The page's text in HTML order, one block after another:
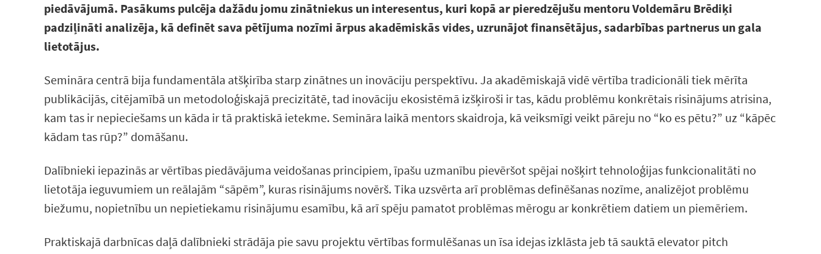
piedāvājumā. Pasākums pulcēja dažādu jomu zinātniekus un interesentus, kuri kopā ar pieredzējušu mentoru Voldemāru Brēdiķi
padziļināti analizēja, kā definēt sava pētījuma nozīmi ārpus akadēmiskās vides, uzrunājot finansētājus, sadarbības partnerus un gala
lietotājus.
Semināra centrā bija fundamentāla atšķirība starp zinātnes un inovāciju perspektīvu. Ja akadēmiskajā vidē vērtība tradicionāli tiek mērīta
publikācijās, citējamībā un metodoloģiskajā precizitātē, tad inovāciju ekosistēmā izšķiroši ir tas, kādu problēmu konkrētais risinājums atrisina,
kam tas ir nepieciešams un kāda ir tā praktiskā ietekme. Semināra laikā mentors skaidroja, kā veiksmīgi veikt pāreju no “ko es pētu?” uz “kāpēc
kādam tas rūp?” domāšanu.
Dalībnieki iepazinās ar vērtības piedāvājuma veidošanas principiem, īpašu uzmanību pievēršot spējai nošķirt tehnoloģijas funkcionalitāti no
lietotāja ieguvumiem un reālajām “sāpēm”, kuras risinājums novērš. Tika uzsvērta arī problēmas definēšanas nozīme, analizējot problēmu
biežumu, nopietnību un nepietiekamu risinājumu esamību, kā arī spēju pamatot problēmas mērogu ar konkrētiem datiem un piemēriem.
Praktiskajā darbnīcas daļā dalībnieki strādāja pie savu projektu vērtības formulēšanas un īsa idejas izklāsta jeb tā sauktā elevator pitch